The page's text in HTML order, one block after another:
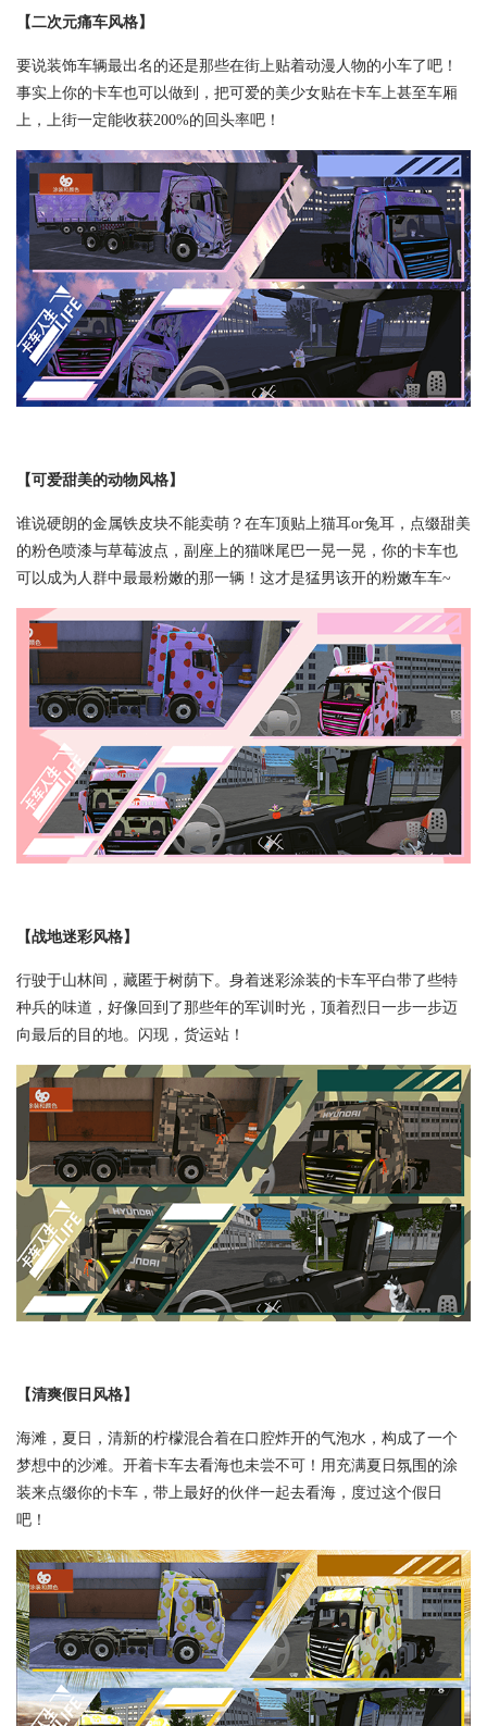
【二次元痛车风格】
要说装饰车辆最出名的还是那些在街上贴着动漫人物的小车了吧！
事实上你的卡车也可以做到，把可爱的美少女贴在卡车上甚至车厢
上，上街一定能收获200%的回头率吧！
【可爱甜美的动物风格】
谁说硬朗的金属铁皮块不能卖萌？在车顶贴上猫耳or兔耳，点缀甜美
的粉色喷漆与草莓波点，副座上的猫咪尾巴一晃一晃，你的卡车也
可以成为人群中最最粉嫩的那一辆！这才是猛男该开的粉嫩车车~
【战地迷彩风格】
行驶于山林间，藏匿于树荫下。身着迷彩涂装的卡车平白带了些特
种兵的味道，好像回到了那些年的军训时光，顶着烈日一步一步迈
向最后的目的地。闪现，货运站！
【清爽假日风格】
海滩，夏日，清新的柠檬混合着在口腔炸开的气泡水，构成了一个
梦想中的沙滩。开着卡车去看海也未尝不可！用充满夏日氛围的涂
装来点缀你的卡车，带上最好的伙伴一起去看海，度过这个假日
吧！